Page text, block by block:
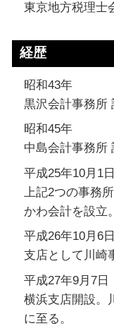
東京地方税理士
経歴
昭和43年
黒沢会計事務所
昭和45年
中島会計事務所
平成25年10月1日
上記2つの事務
かわ会計を設立。
平成26年10月6日
支店として川崎
平成27年9月7日
横浜支店開設。
に至る。